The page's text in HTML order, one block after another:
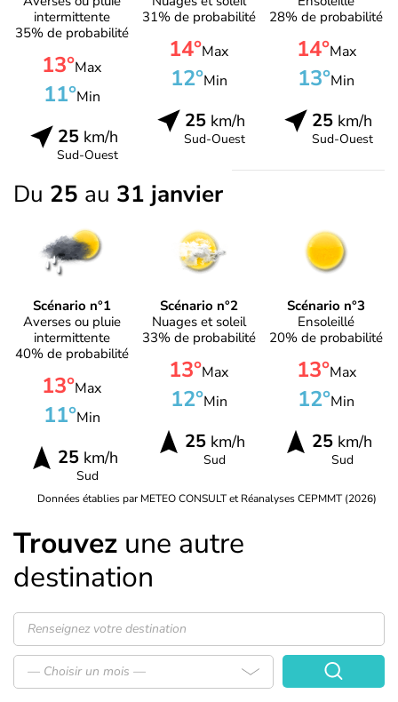
intermittente
35% de probabilité
13°Max
11°Min
25km/h
Sud-Ouest
31% de probabilité
14°Max
12°Min
25km/h
Sud-Ouest
28% de probabilité
14°Max
13°Min
25 km/h
Sud-Ouest
Du 25 au 31 janvier
Scénario n°1
Averses ou pluie
intermittente
40% de probabilité
13°Max
11°Min
25km/h
Sud
Scénario n°2
Nuages et soleil
33% de probabilité
13°Max
12°Min
25km/h
Sud
Scénario n°3
Ensoleillé
20% de probabilité
13°Max
12°Min
25 km/h
Sud
Données établies par METEO CONSULT et Réanalyses CEPMMT (2026)
Trouvez une autre
destination
— Choisir un mois —